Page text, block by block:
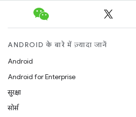
ANDROID के बारे में ज़्यादा जानें
Android
Android for Enterprise
सुरक्षा
सोर्स